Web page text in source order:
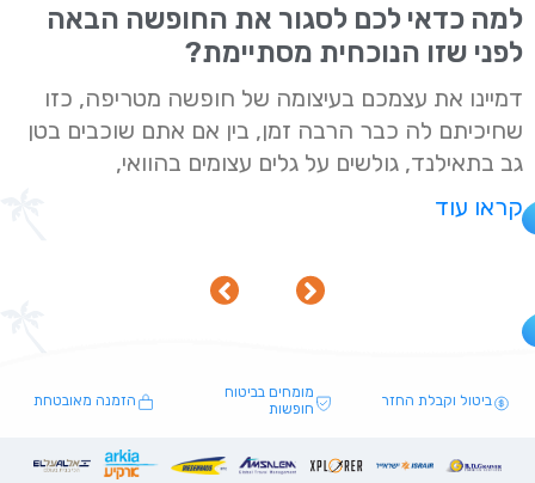
למה כדאי לכם לסגור את החופשה הבאה
לפני שזו הנוכחית מסתיימת?
דמיינו את עצמכם בעיצומה של חופשה מטריפה, כזו
שחיכיתם לה כבר הרבה זמן, בין אם אתם שוכבים בטן
גב בתאילנד, גולשים על גלים עצומים בהוואי,
קראו עוד
ביטול וקבלת החזר
מומחים בביטוח
חופשות
הזמנה מאובטחת